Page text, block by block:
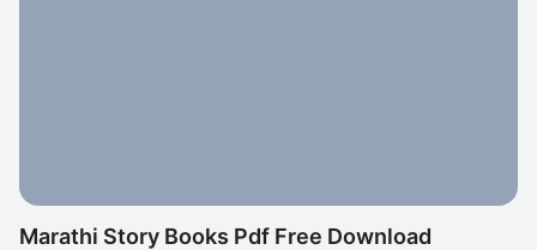
Marathi Story Books Pdf Free Download